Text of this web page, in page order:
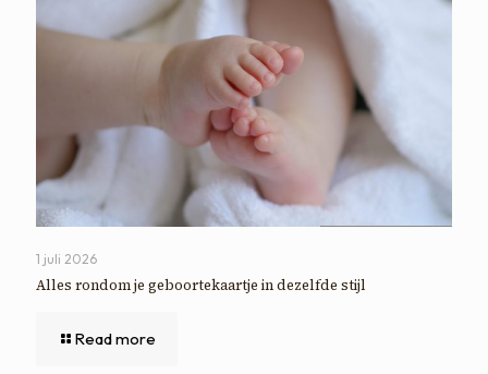
1 juli 2026
Alles rondom je geboortekaartje in dezelfde stijl
Read more